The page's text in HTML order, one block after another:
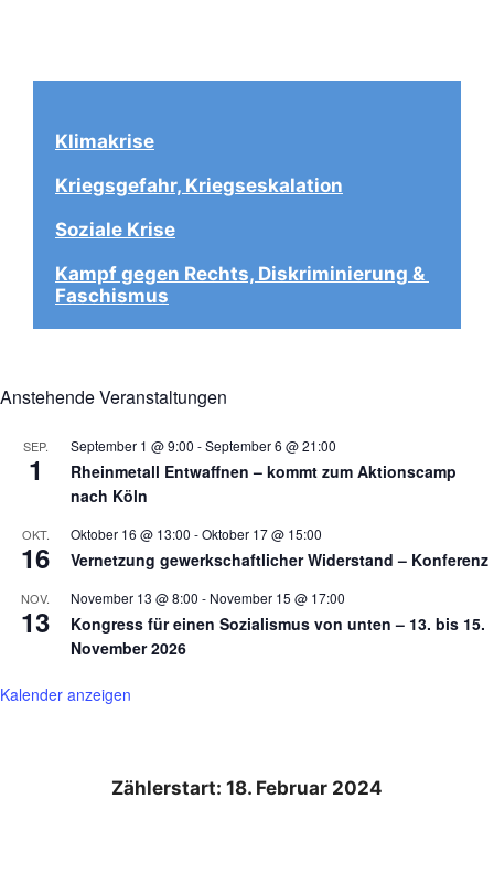
Klimakrise
Kriegsgefahr, Kriegseskalation
Soziale Krise
Kampf gegen Rechts, Diskriminierung &
Faschismus
Anstehende Veranstaltungen
SEP.
1
September 1 @ 9:00 -September 6 @ 21:00
Rheinmetall Entwaffnen – kommt zum Aktionscamp
nach Köln
OKT.
16
Oktober 16 @ 13:00 -Oktober 17 @ 15:00
Vernetzung gewerkschaftlicher Widerstand – Konferenz
NOV.
13
November 13 @ 8:00 - November 15 @ 17:00
Kongress für einen Sozialismus von unten – 13. bis 15.
November 2026
Kalender anzeigen
Zählerstart: 18. Februar 2024